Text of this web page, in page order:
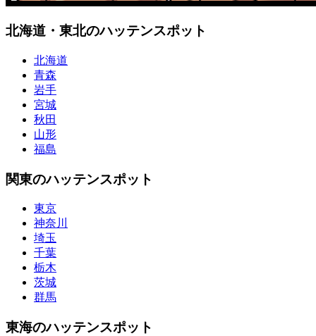
北海道・東北のハッテンスポット
北海道
青森
岩手
宮城
秋田
山形
福島
関東のハッテンスポット
東京
神奈川
埼玉
千葉
栃木
茨城
群馬
東海のハッテンスポット